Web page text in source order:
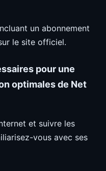
un abonnement
le site officiel.
pour une
optimales de Net
et suivre les
vous avec ses